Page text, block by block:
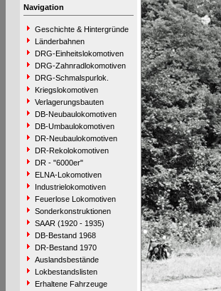
Navigation
Geschichte & Hintergründe
Länderbahnen
DRG-Einheitslokomotiven
DRG-Zahnradlokomotiven
DRG-Schmalspurlok.
Kriegslokomotiven
Verlagerungsbauten
DB-Neubaulokomotiven
DB-Umbaulokomotiven
DR-Neubaulokomotiven
DR-Rekolokomotiven
DR - "6000er"
ELNA-Lokomotiven
Industrielokomotiven
Feuerlose Lokomotiven
Sonderkonstruktionen
SAAR (1920 - 1935)
DB-Bestand 1968
DR-Bestand 1970
Auslandsbestände
Lokbestandslisten
Erhaltene Fahrzeuge